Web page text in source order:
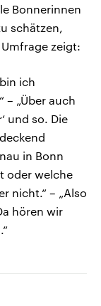
Bonnerinnen
schätzen,
zeigt:
ich
„Über auch
und so. Die
in Bonn
oder welche
nicht.“ – „Also
hören wir